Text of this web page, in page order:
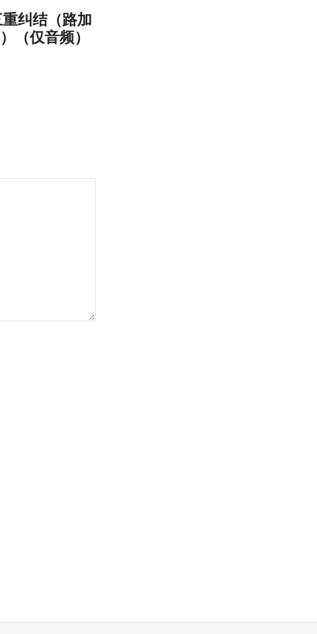
纠结（路加
（仅音频）